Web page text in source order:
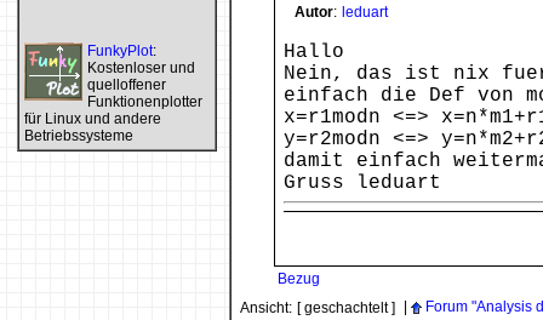
FunkyPlot:
Kostenloser und
quelloffener
Funktionenplotter
für Linux und andere
Betriebssysteme
Autor: leduart
Hallo
Nein, das ist nix
einfach die Def von
x=r1modn <=>
y=r2modn <=>
damit einfach
Gruss leduart
Bezug
Ansicht: [ geschachtelt ] Forum "Analysis